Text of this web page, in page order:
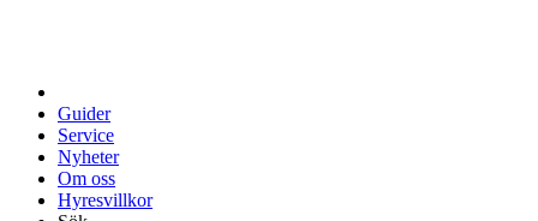
Guider
Service
Nyheter
Om oss
Hyresvillkor